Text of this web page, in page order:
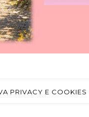
PRIVACY E